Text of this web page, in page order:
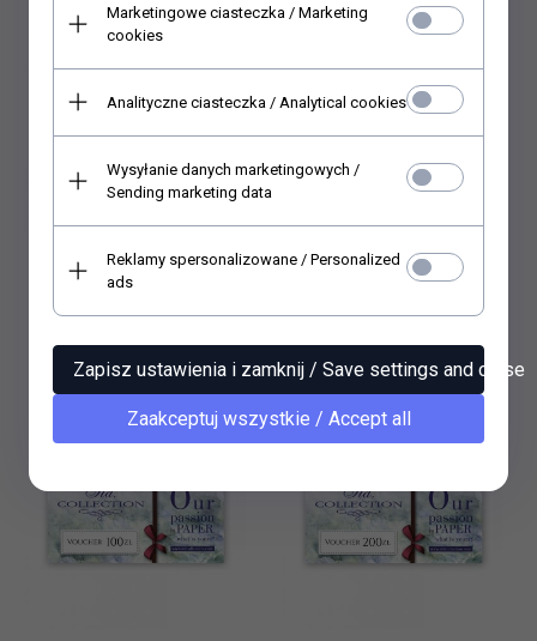
Voucher - 50 zł Voucher - 150 zł
Marketingowe ciasteczka / Marketing
cookies
Analityczne ciasteczka / Analytical cookies
Wysyłanie danych marketingowych /
Sending marketing data
Reklamy spersonalizowane / Personalized
ads
Zapisz ustawienia i zamknij / Save settings and close
Zaakceptuj wszystkie / Accept all